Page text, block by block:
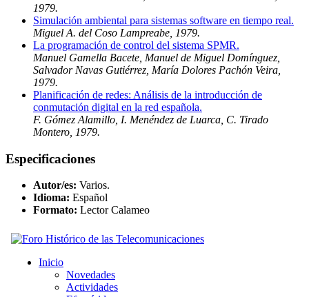
1979.
Simulación ambiental para sistemas software en tiempo real.
Miguel A. del Coso Lampreabe, 1979.
La programación de control del sistema SPMR.
Manuel Gamella Bacete, Manuel de Miguel Domínguez,
Salvador Navas Gutiérrez, María Dolores Pachón Veira,
1979.
Planificación de redes: Análisis de la introducción de
conmutación digital en la red española.
F. Gómez Alamillo, I. Menéndez de Luarca, C. Tirado
Montero, 1979.
Especificaciones
Autor/es: Varios.
Idioma: Español
Formato: Lector Calameo